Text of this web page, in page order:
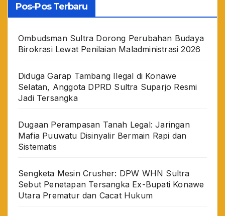
Pos-Pos Terbaru
Ombudsman Sultra Dorong Perubahan Budaya
Birokrasi Lewat Penilaian Maladministrasi 2026
Diduga Garap Tambang Ilegal di Konawe
Selatan, Anggota DPRD Sultra Suparjo Resmi
Jadi Tersangka
Dugaan Perampasan Tanah Legal: Jaringan
Mafia Puuwatu Disinyalir Bermain Rapi dan
Sistematis
Sengketa Mesin Crusher: DPW WHN Sultra
Sebut Penetapan Tersangka Ex-Bupati Konawe
Utara Prematur dan Cacat Hukum